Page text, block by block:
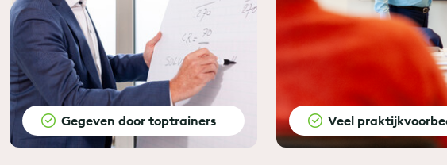
Gegeven door toptrainers Veel